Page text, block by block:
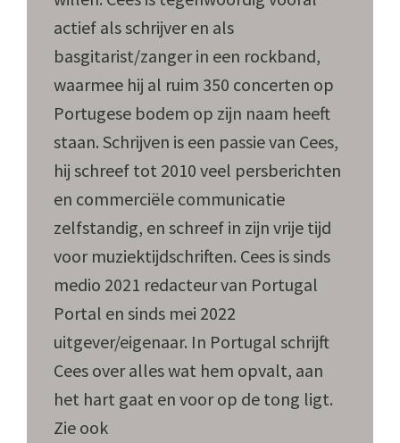
actief als schrijver en als
basgitarist/zanger in een rockband,
waarmee hij al ruim 350 concerten op
Portugese bodem op zijn naam heeft
staan. Schrijven is een passie van Cees,
hij schreef tot 2010 veel persberichten
en commerciële communicatie
zelfstandig, en schreef in zijn vrije tijd
voor muziektijdschriften. Cees is sinds
medio 2021 redacteur van Portugal
Portal en sinds mei 2022
uitgever/eigenaar. In Portugal schrijft
Cees over alles wat hem opvalt, aan
het hart gaat en voor op de tong ligt.
Zie ook